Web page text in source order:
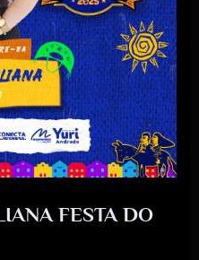
FESTA DO